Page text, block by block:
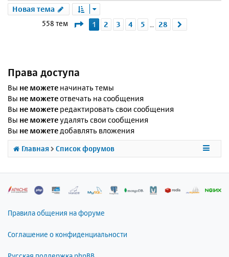
Новая тема
558 тем Страница1 из 28
1 2 3 4 5 28
Права доступа
Вы не можете начинать темы
Вы не можетеотвечать на сообщения
Вы не можете редактировать свои сообщения
Вы не можетеудалять свои сообщения
Вы не можетедобавлять вложения
Главная Список форумов
Правила общения на форуме
Соглашение о конфиденциальности